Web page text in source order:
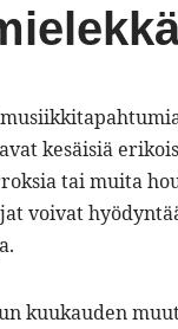
kesäisiä
tai muita
voivat
kuukauden